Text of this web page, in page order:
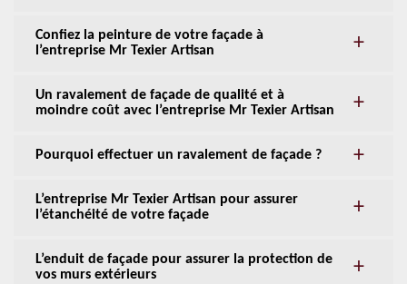
Confiez la peinture de votre façade à
l’entreprise Mr Texier Artisan
Un ravalement de façade de qualité et à
moindre coût avec l’entreprise Mr Texier Artisan
Pourquoi effectuer un ravalement de façade ?
L’entreprise Mr Texier Artisan pour assurer
l’étanchéité de votre façade
L’enduit de façade pour assurer la protection de
vos murs extérieurs